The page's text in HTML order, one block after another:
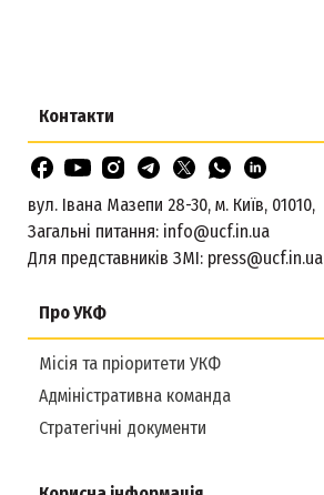
Про УКФ
Місія та пріоритети УКФ
Адміністративна команда
Стратегічні документи
Контакти
вул. Івана Мазепи 28-30, м. Київ, 01010,
Загальні питання: info@ucf.in.ua
Для представників ЗМІ: press@ucf.in.ua